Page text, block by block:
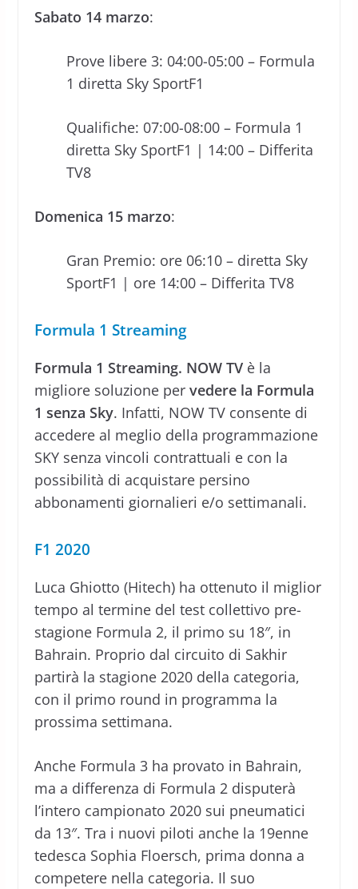
Sabato 14 marzo:
Prove libere 3: 04:00-05:00 – Formula
1 diretta Sky SportF1
Qualifiche: 07:00-08:00 – Formula 1
diretta Sky SportF1 | 14:00 – Differita
TV8
Domenica 15 marzo:
Gran Premio: ore 06:10 – diretta Sky
SportF1 | ore 14:00 – Differita TV8
Formula 1 Streaming
Formula 1 Streaming. NOW TVè la
migliore soluzione per vedere la Formula
1 senza Sky. Infatti, NOW TV consente di
accedere al meglio della programmazione
SKY senza vincoli contrattuali e con la
possibilità di acquistare persino
abbonamenti giornalieri e/o settimanali.
F1 2020
Luca Ghiotto (Hitech) ha ottenuto il miglior
tempo al termine del test collettivo pre-
stagione Formula 2, il primo su 18″, in
Bahrain. Proprio dal circuito di Sakhir
partirà la stagione 2020 della categoria,
con il primo round in programma la
prossima settimana.
Anche Formula 3 ha provato in Bahrain,
ma a differenza di Formula 2 disputerà
l’intero campionato 2020 sui pneumatici
da 13″. Tra i nuovi piloti anche la 19enne
tedesca Sophia Floersch, prima donna a
competere nella categoria. Il suo